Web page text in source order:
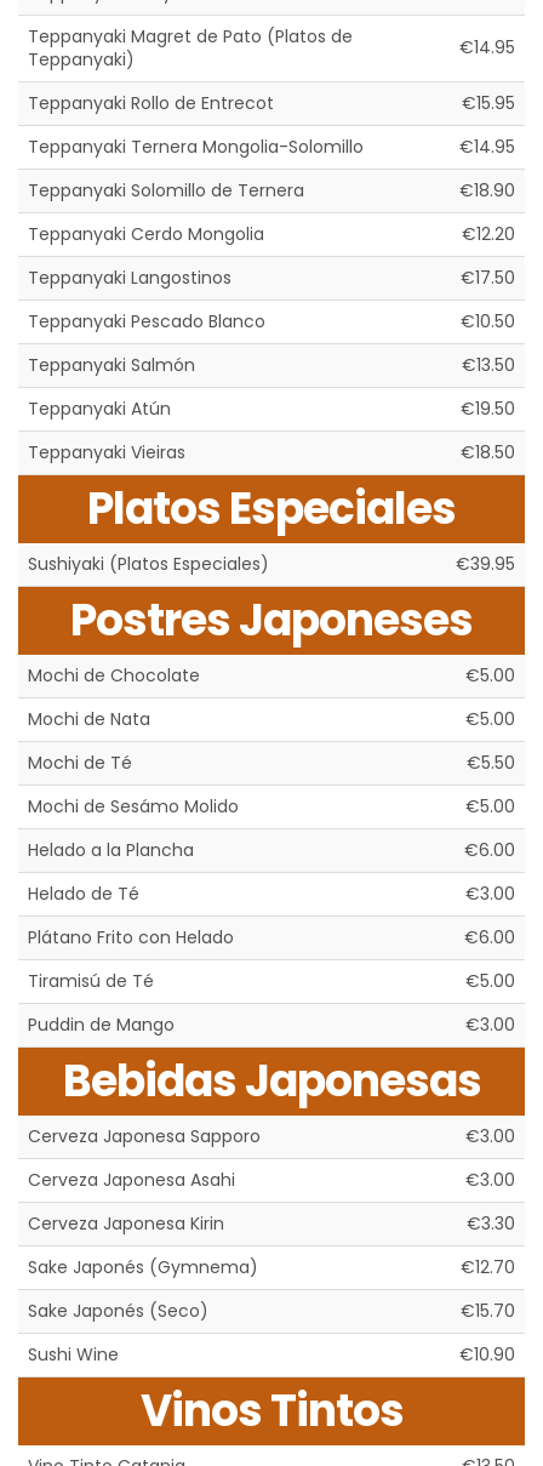
Teppanyaki Magret de Pato (Platos de
Teppanyaki)
€14.95
Teppanyaki Rollo de Entrecot
€15.95
Teppanyaki Ternera Mongolia-Solomillo
€14.95
Teppanyaki Solomillo de Ternera
€18.90
Teppanyaki Cerdo Mongolia
€12.20
Teppanyaki Langostinos
€17.50
Teppanyaki Pescado Blanco
€10.50
Teppanyaki Salmón
€13.50
Teppanyaki Atún
€19.50
Teppanyaki Vieiras
€18.50
Platos Especiales
Sushiyaki (Platos Especiales) €39.95
Postres Japoneses
Mochi de Chocolate
€5.00
Mochi de Nata
€5.00
Mochi de Té
€5.50
Mochi de Sesámo Molido
€5.00
Helado a la Plancha
€6.00
Helado de Té
€3.00
Plátano Frito con Helado
€6.00
Tiramisú de Té
€5.00
Puddin de Mango
€3.00
Bebidas Japonesas
Cerveza Japonesa Sapporo
€3.00
Cerveza Japonesa Asahi
€3.00
Cerveza Japonesa Kirin
€3.30
Sake Japonés (Gymnema)
€12.70
Sake Japonés (Seco)
€15.70
Sushi Wine
€10.90
Vinos Tintos